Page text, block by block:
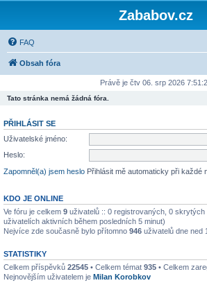
Zababov.cz
FAQ
Obsah fóra
Právě je čtv 06. srp 2026
Tato stránka nemá žádná fóra.
PŘIHLÁSIT SE
Uživatelské jméno:
Heslo:
Zapomněl(a) jsem heslo Přihlásit mě automaticky při každé
KDO JE ONLINE
Ve fóru je celkem 9 uživatelů :: 0 registrovaných, 0 skrytých
uživatelích aktivních během posledních 5 minut)
Nejvíce zde současně bylo přítomno 946 uživatelů dne ned
STATISTIKY
Celkem příspěvků 22545 • Celkem témat 935 • Celkem
Nejnovějším uživatelem je Milan Korobkov